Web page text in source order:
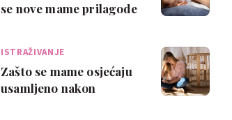
se nove mame prilagode
ISTRAŽIVANJE
Zašto se mame osjećaju
usamljeno nakon